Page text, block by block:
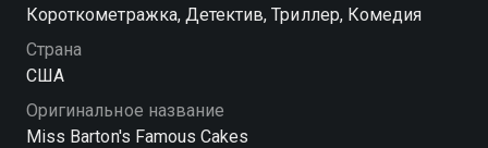
Короткометражка, Детектив, Триллер, Комедия
Страна
США
Оригинальное название
Miss Barton's Famous Cakes